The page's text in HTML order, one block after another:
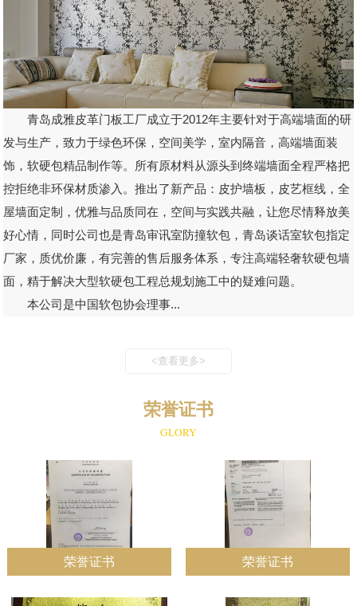
青岛成雅皮革门板工厂成立于2012年主要针对于高端墙面的研
发与生产，致力于绿色环保，空间美学，室内隔音，高端墙面装
饰，软硬包精品制作等。所有原材料从源头到终端墙面全程严格把
控拒绝非环保材质渗入。推出了新产品：皮护墙板，皮艺框线，全
屋墙面定制，优雅与品质同在，空间与实践共融，让您尽情释放美
好心情，同时公司也是青岛审讯室防撞软包，青岛谈话室软包指定
厂家，质优价廉，有完善的售后服务体系，专注高端轻奢软硬包墙
面，精于解决大型软硬包工程总规划施工中的疑难问题。
本公司是中国软包协会理事...
<查看更多>
荣誉证书
GLORY
荣誉证书 荣誉证书